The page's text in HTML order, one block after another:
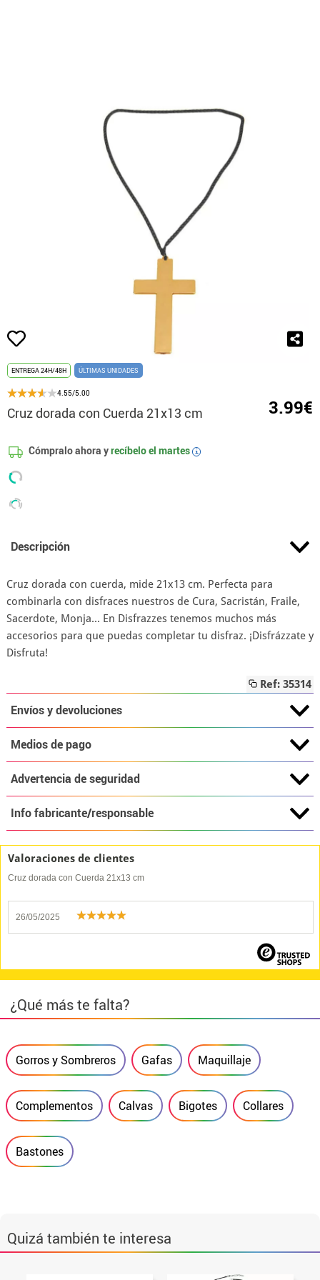
ENTREGA 24H/48H ÚLTIMAS UNIDADES
4.55/5.00
Cruz dorada con Cuerda 21x13 cm 3.99€
Cómpralo ahora yrecíbelo el martes i
Descripción
Cruz dorada con cuerda, mide 21x13 cm. Perfecta para
combinarla con disfraces nuestros de Cura, Sacristán, Fraile,
Sacerdote, Monja... En Disfrazzes tenemos muchos más
accesorios para que puedas completar tu disfraz. ¡Disfrázzate y
Disfruta!
Ref: 35314
Envíos y devoluciones
Medios de pago
Advertencia de seguridad
Info fabricante/responsable
Valoraciones de clientes
Cruz dorada con Cuerda 21x13 cm
26/05/2025
¿Qué más te falta?
Gorros y Sombreros Gafas Maquillaje
Complementos Calvas Bigotes Collares
Bastones
Quizá también te interesa